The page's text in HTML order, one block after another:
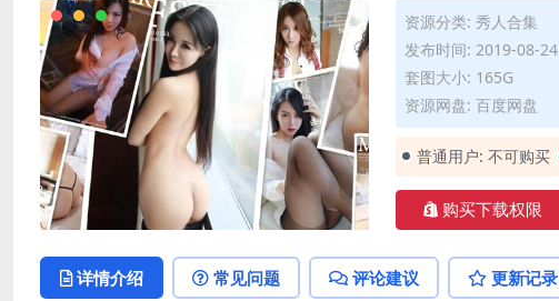
资源分类: 秀人合集
发布时间: 2019-08-24
套图大小: 165G
资源网盘: 百度网盘
普通用户: 不可购买
购买下载权限
详情介绍 常见问题 评论建议 更新记录